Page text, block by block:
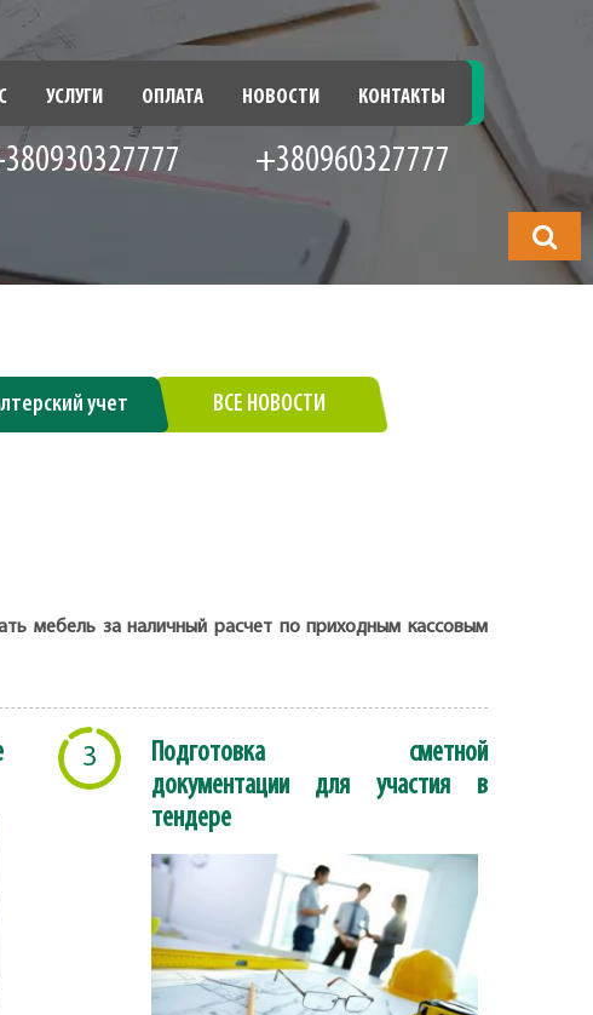
будете
УСЛУГИ ОПЛАТА НОВОСТИ КОНТАКТЫ
+380960327777
учет ВСЕ НОВОСТИ
мебель за наличный расчет по приходным кассовым
3
Подготовка сметной
документации для участия в
тендере